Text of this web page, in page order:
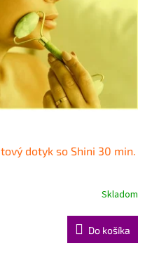
dotyk so Shini 30 min.
Skladom
Do košíka